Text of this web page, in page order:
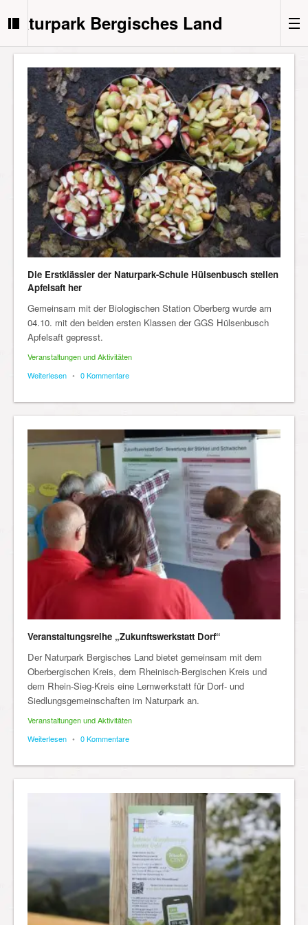
Naturpark Bergisches Land
Die Erstklässler der Naturpark-Schule Hülsenbusch stellen
Apfelsaft her
Gemeinsam mit der Biologischen Station Oberberg wurde am
04.10. mit den beiden ersten Klassen der GGS Hülsenbusch
Apfelsaft gepresst.
Veranstaltungen und Aktivitäten
Weiterlesen • 0 Kommentare
Veranstaltungsreihe „Zukunftswerkstatt Dorf“
Der Naturpark Bergisches Land bietet gemeinsam mit dem
Oberbergischen Kreis, dem Rheinisch-Bergischen Kreis und
dem Rhein-Sieg-Kreis eine Lernwerkstatt für Dorf- und
Siedlungsgemeinschaften im Naturpark an.
Veranstaltungen und Aktivitäten
Weiterlesen • 0 Kommentare